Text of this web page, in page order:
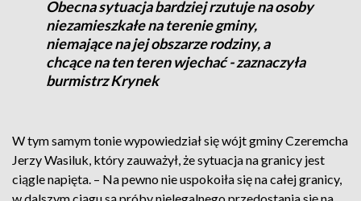
Obecna sytuacja bardziej rzutuje na osoby
niezamieszkałe na terenie gminy,
niemające na jej obszarze rodziny, a
chcące na ten teren wjechać - zaznaczyła
burmistrz Krynek
W tym samym tonie wypowiedział się wójt gminy Czeremcha
Jerzy Wasiluk, który zauważył, że sytuacja na granicy jest
ciągle napięta. – Na pewno nie uspokoiła się na całej granicy,